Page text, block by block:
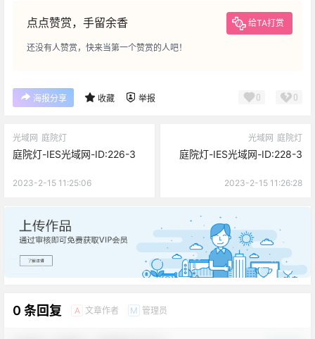
点点赞赏，手留余香 给TA打赏
还没有人赞赏，快来当第一个赞赏的人吧！
海报分享 收藏 举报 0 0
光域网 庭院灯
庭院灯-IES光域网-ID:226-3
2023-2-15 11:25:06
光域网 庭院灯
庭院灯-IES光域网-ID:228-3
2023-2-15 11:26:28
广告
0 条回复 A 文章作者 M 管理员